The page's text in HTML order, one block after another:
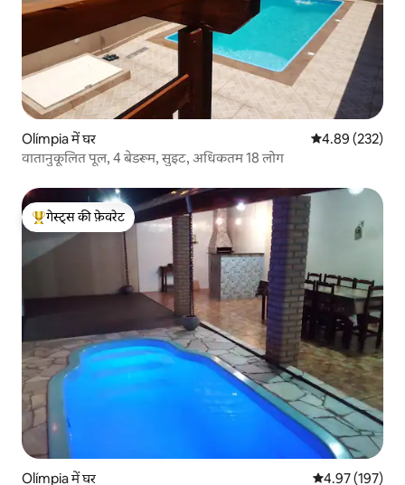
Olímpia में घर औसत रेटिंग 5 में से
4.89 (232)
वातानुकूलित पूल, 4 बेडरूम, सुइट, अधिकतम 18 लोग
गेस्ट्स का टॉप फ़ेवरेट
गेस्ट्स की फ़ेवरेट
Olímpia में घर औसत रेटिंग 5 में से
4.97 (197)